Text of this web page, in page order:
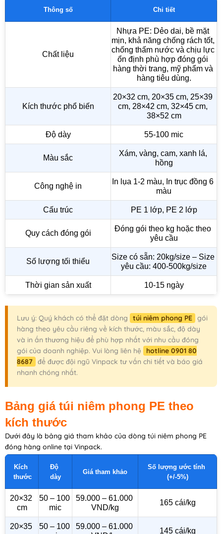
Thông số Chi tiết
Chất liệu
Nhựa PE: Dẻo dai, bề mặt
mịn, khả năng chống rách tốt,
chống thấm nước và chịu lực
ổn định phù hợp đóng gói
hàng thời trang, mỹ phẩm và
hàng tiêu dùng.
Kích thước phổ biến
20×32 cm, 20×35 cm, 25×39
cm, 28×42 cm, 32×45 cm,
38×52 cm
Độ dày 55-100 mic
Màu sắc
Xám, vàng, cam, xanh lá,
hồng
Công nghệ in
In lụa 1-2 màu, In trục đồng 6
màu
Cấu trúc PE 1 lớp, PE 2 lớp
Quy cách đóng gói
Đóng gói theo kg hoặc theo
yêu cầu
Số lượng tối thiểu
Size có sẵn: 20kg/size – Size
yêu cầu: 400-500kg/size
Thời gian sản xuất 10-15 ngày
Lưu ý: Quý khách có thể đặt dòng túi niêm phong PE gói
hàng theo yêu cầu riêng về kích thước, màu sắc, độ dày
và in ấn thương hiệu để phù hợp nhất với nhu cầu đóng
gói của doanh nghiệp. Vui lòng liên hệ
hotline 0901 80
8687 để được đội ngũ Vinpack tư vấn chi tiết và báo giá
nhanh chóng nhất.
Bảng giá túi niêm phong PE theo
kích thước
Dưới đây là bảng giá tham khảo của dòng túi niêm phong PE
đóng hàng online tại Vinpack.
Kích
thước
Độ
dày
Giá tham khảo
Số lượng ước tính
(+/-5%)
20×32
cm
50 – 100
mic
59.000 – 61.000
VND/kg
165 cái/kg
20×35
50 – 100
59.000 – 61.000
145 cái/kg